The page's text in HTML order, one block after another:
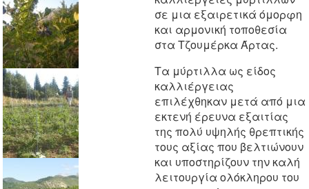
σε μια εξαιρετικά όμορφη
και αρμονική τοποθεσία
στα Τζουμέρκα Άρτας.
Τα μύρτιλλα ως είδος
καλλιέργειας
επιλέχθηκαν μετά από μια
εκτενή έρευνα εξαιτίας
της πολύ υψηλής θρεπτικής
τους αξίας που βελτιώνουν
και υποστηρίζουν την καλή
λειτουργία ολόκληρου του